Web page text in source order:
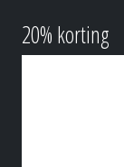
20% korting